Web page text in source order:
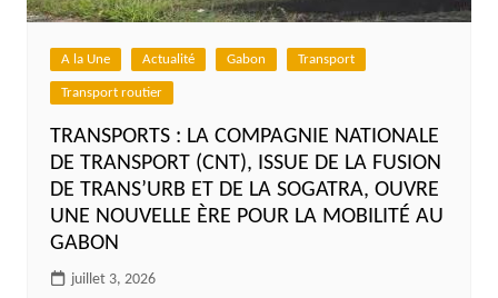
A la Une Actualité Gabon Transport
Transport routier
TRANSPORTS : LA COMPAGNIE NATIONALE
DE TRANSPORT (CNT), ISSUE DE LA FUSION
DE TRANS’URB ET DE LA SOGATRA, OUVRE
UNE NOUVELLE ÈRE POUR LA MOBILITÉ AU
GABON
juillet 3, 2026